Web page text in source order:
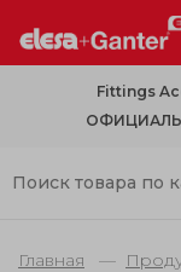
Fittings
Главная